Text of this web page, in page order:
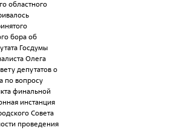
областного
бора об
Госдумы
Олега
депутатов о
по вопросу
финальной
инстанция
Совета
проведения